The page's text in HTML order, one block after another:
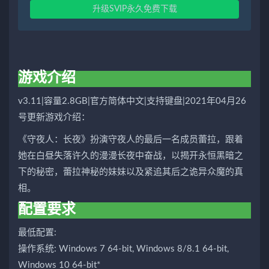
升级SVIP永久免费下载
游戏介绍
v3.11|容量2.8GB|官方简体中文|支持键盘|2021年04月26
号更新游戏介绍：
《守夜人：长夜》扮演守夜人的最后一名成员蕾拉，跟着
她在白昼失落许久的漫漫长夜中奋战，以揭开永恒黑暗之
下的秘密，蕾拉神秘的妹妹以及紧追其后之诡异众魔的真
相。
配置要求
最低配置:
操作系统: Windows 7 64-bit, Windows 8/8.1 64-bit,
Windows 10 64-bit*